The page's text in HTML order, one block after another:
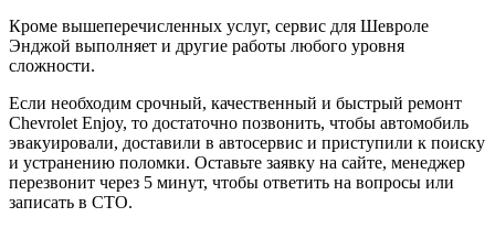
Кроме вышеперечисленных услуг, сервис для Шевроле
Энджой выполняет и другие работы любого уровня
сложности.
Если необходим срочный, качественный и быстрый ремонт
Chevrolet Enjoy, то достаточно позвонить, чтобы автомобиль
эвакуировали, доставили в автосервис и приступили к поиску
и устранению поломки. Оставьте заявку на сайте, менеджер
перезвонит через 5 минут, чтобы ответить на вопросы или
записать в СТО.